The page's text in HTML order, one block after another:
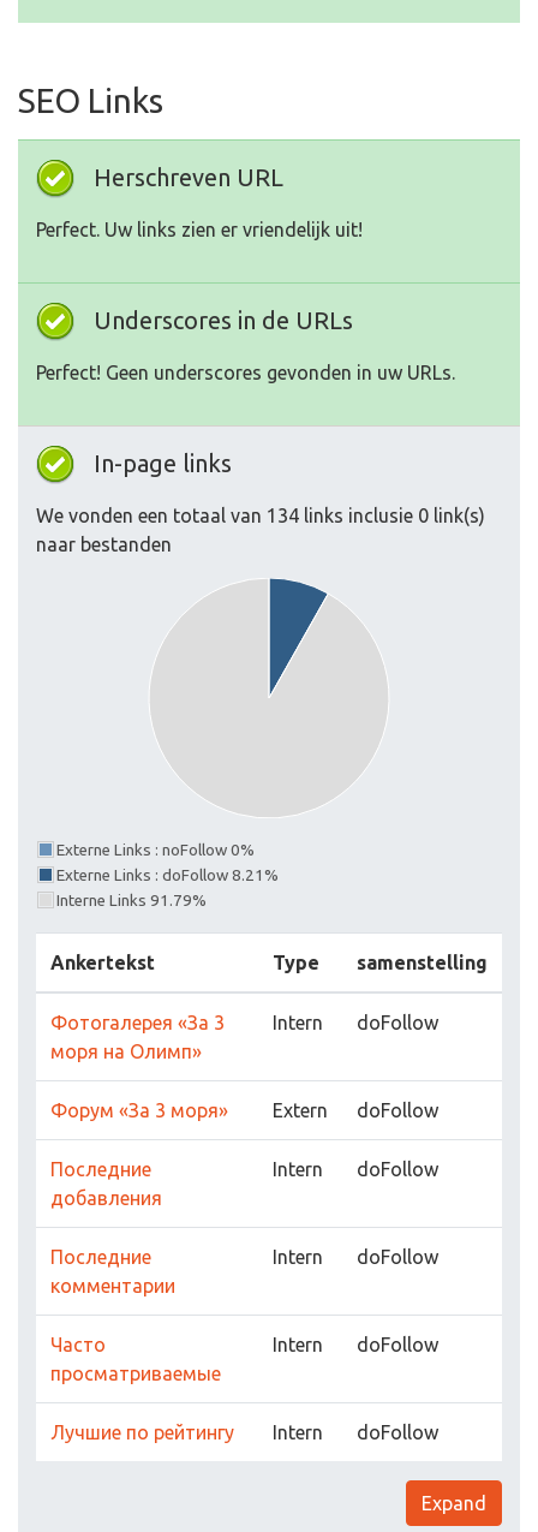
SEO Links
Herschreven URL
Perfect. Uw links zien er vriendelijk uit!
Underscores in de URLs
Perfect! Geen underscores gevonden in uw URLs.
In-page links
We vonden een totaal van 134 links inclusie 0 link(s)
naar bestanden
Externe Links : noFollow 0%
Externe Links : doFollow 8.21%
Interne Links 91.79%
Ankertekst Type samenstelling
Фотогалерея «За 3
моря на Олимп»
Intern doFollow
Форум «За 3 моря» Extern doFollow
Последние
добавления
Intern doFollow
Последние
комментарии
Intern doFollow
Часто
просматриваемые
Intern doFollow
Лучшие по рейтингу Intern doFollow
Expand